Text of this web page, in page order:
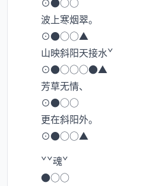
波上寒烟翠。
⊙●○○▲
山映斜阳天接水ˇ
⊙●○○○●▲
芳草无情、
⊙●○○
更在斜阳外。
⊙●○○▲
ˇˇ魂ˇ
●○○